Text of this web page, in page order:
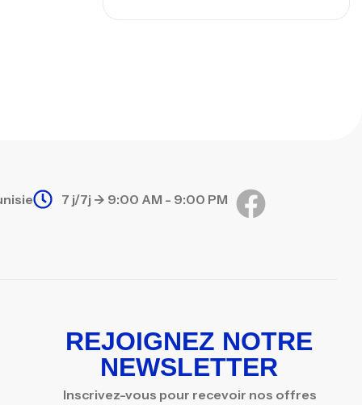
7 j/7j -> 9:00 AM - 9:00 PM
REJOIGNEZ NOTRE
NEWSLETTER
Inscrivez-vous pour recevoir nos offres